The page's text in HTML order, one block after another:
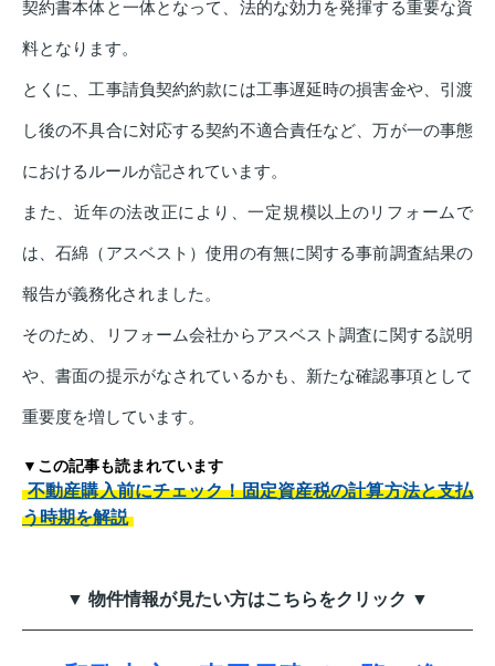
契約書本体と一体となって、法的な効力を発揮する重要な資
料となります。
とくに、工事請負契約約款には工事遅延時の損害金や、引渡
し後の不具合に対応する契約不適合責任など、万が一の事態
におけるルールが記されています。
また、近年の法改正により、一定規模以上のリフォームで
は、石綿（アスベスト）使用の有無に関する事前調査結果の
報告が義務化されました。
そのため、リフォーム会社からアスベスト調査に関する説明
や、書面の提示がなされているかも、新たな確認事項として
重要度を増しています。
▼この記事も読まれています
不動産購入前にチェック！固定資産税の計算方法と支払
う時期を解説
▼ 物件情報が見たい方はこちらをクリック ▼